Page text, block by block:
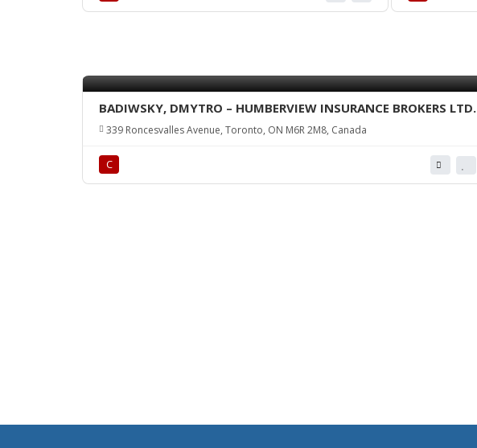
BADIWSKY, DMYTRO – HUMBERVIEW INSURANCE BROKERS LTD.
339 Roncesvalles Avenue, Toronto, ON M6R 2M8, Canada
С